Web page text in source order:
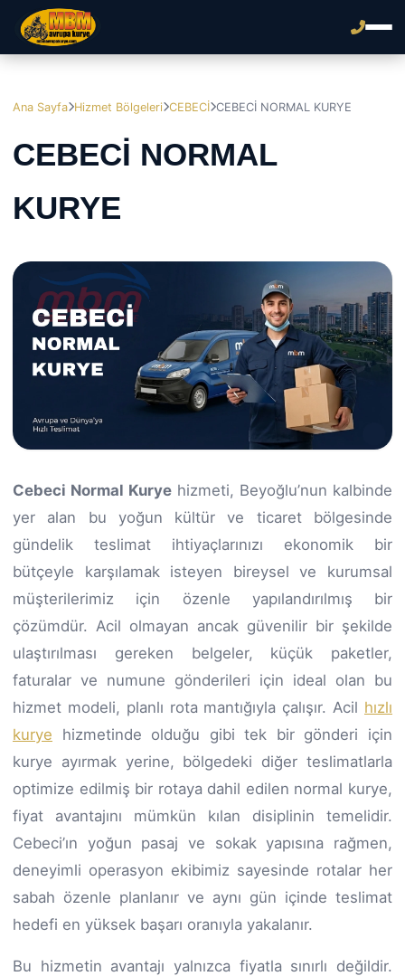
Ana Sayfa Hizmet Bölgeleri CEBECİ CEBECİ NORMAL KURYE
CEBECİ NORMAL
KURYE
Cebeci Normal Kurye hizmeti, Beyoğlu’nun kalbinde
yer alan bu yoğun kültür ve ticaret bölgesinde
gündelik teslimat ihtiyaçlarınızı ekonomik bir
bütçeyle karşılamak isteyen bireysel ve kurumsal
müşterilerimiz için özenle yapılandırılmış bir
çözümdür. Acil olmayan ancak güvenilir bir şekilde
ulaştırılması gereken belgeler, küçük paketler,
faturalar ve numune gönderileri için ideal olan bu
hizmet modeli, planlı rota mantığıyla çalışır. Acil hızlı
kurye hizmetinde olduğu gibi tek bir gönderi için
kurye ayırmak yerine, bölgedeki diğer teslimatlarla
optimize edilmiş bir rotaya dahil edilen normal kurye,
fiyat avantajını mümkün kılan disiplinin temelidir.
Cebeci’ın yoğun pasaj ve sokak yapısına rağmen,
deneyimli operasyon ekibimiz sayesinde rotalar her
sabah özenle planlanır ve aynı gün içinde teslimat
hedefi en yüksek başarı oranıyla yakalanır.
Bu hizmetin avantajı yalnızca fiyatla sınırlı değildir.